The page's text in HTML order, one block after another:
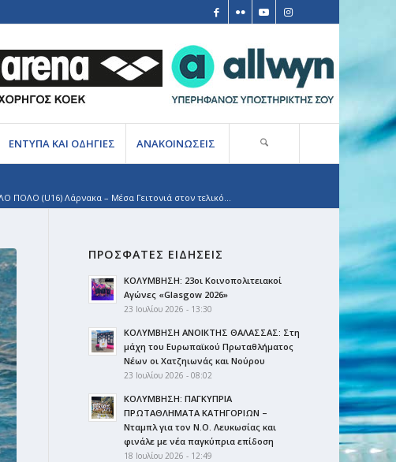
ΕΝΤΥΠΑ ΚΑΙ ΟΔΗΓΙΕΣ ΑΝΑΚΟΙΝΩΣΕΙΣ
ΠΟΛΟ (U16) Λάρνακα – Μέσα Γειτονιά στον τελικό...
ΠΡΟΣΦΑΤΕΣ ΕΙΔΗΣΕΙΣ
ΚΟΛΥΜΒΗΣΗ: 23οι Κοινοπολιτειακοί
Αγώνες «Glasgow 2026»
23 Ιουλίου 2026 - 13:30
ΚΟΛΥΜΒΗΣΗ ΑΝΟΙΚΤΗΣ ΘΑΛΑΣΣΑΣ: Στη
μάχη του Ευρωπαϊκού Πρωταθλήματος
Νέων οι Χατζηιωνάς και Νούρου
23 Ιουλίου 2026 - 08:02
ΚΟΛΥΜΒΗΣΗ: ΠΑΓΚΥΠΡΙΑ
ΠΡΩΤΑΘΛΗΜΑΤΑ ΚΑΤΗΓΟΡΙΩΝ –
Νταμπλ για τον Ν.Ο. Λευκωσίας και
φινάλε με νέα παγκύπρια επίδοση
18 Ιουλίου 2026 - 12:49